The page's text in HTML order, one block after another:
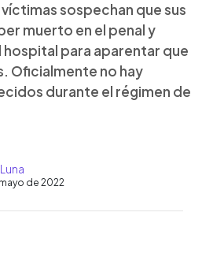
sospechan que sus
muerto en el penal y
para aparentar que
Oficialmente no hay
durante el régimen de
de 2022